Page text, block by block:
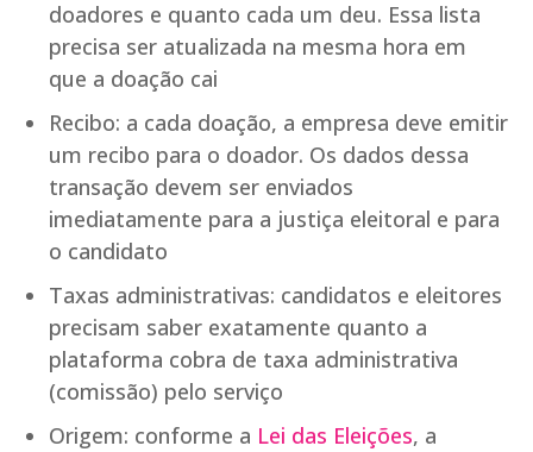
doadores e quanto cada um deu. Essa lista
precisa ser atualizada na mesma hora em
que a doação cai
Recibo: a cada doação, a empresa deve emitir
um recibo para o doador. Os dados dessa
transação devem ser enviados
imediatamente para a justiça eleitoral e para
o candidato
Taxas administrativas: candidatos e eleitores
precisam saber exatamente quanto a
plataforma cobra de taxa administrativa
(comissão) pelo serviço
Origem: conforme a Lei das Eleições, a